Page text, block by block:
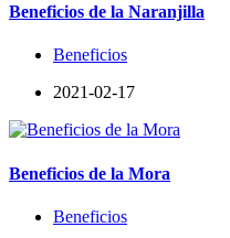
Beneficios de la Naranjilla
Beneficios
2021-02-17
Beneficios de la Mora
Beneficios